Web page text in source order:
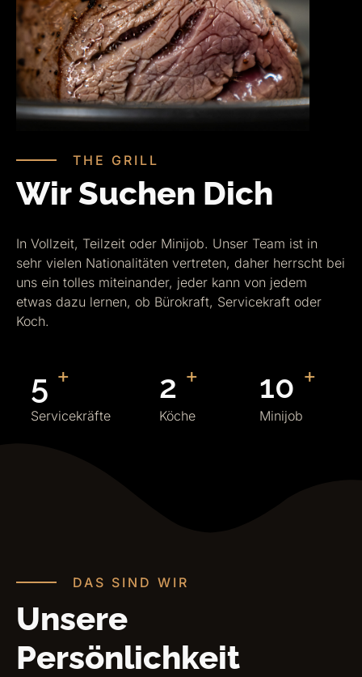
THE GRILL
Wir Suchen Dich
In Vollzeit, Teilzeit oder Minijob. Unser Team ist in
sehr vielen Nationalitäten vertreten, daher herrscht bei
uns ein tolles miteinander, jeder kann von jedem
etwas dazu lernen, ob Bürokraft, Servicekraft oder
Koch.
5 +
Servicekräfte
2 +
Köche
10 +
Minijob
DAS SIND WIR
Unsere
Persönlichkeit